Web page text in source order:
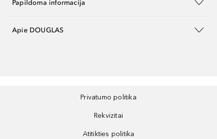
Papildoma informacija
Apie DOUGLAS
Privatumo politika
Rekvizitai
Atitikties politika